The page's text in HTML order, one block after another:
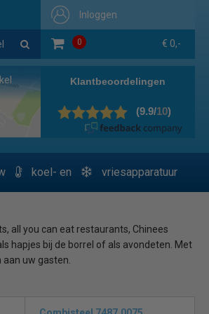
Inloggen
0 € 0,-
koel- en vriesapparatuur
all you can eat restaurants, Chinees
hapjes bij de borrel of als avondeten. Met
uw gasten.